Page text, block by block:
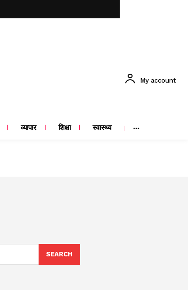
My account
व्यापार शिक्षा स्वास्थ्य
SEARCH